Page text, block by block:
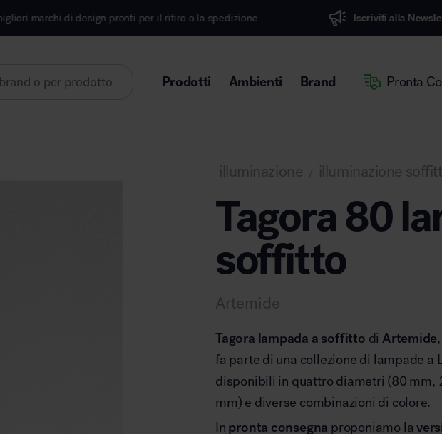
design pronti per il ritiro o la spedizione Iscriviti alla Newsletter, ricevi
Prodotti Ambienti Brand Pronta
illuminazione illuminazione
Tagora 80
soffitto
Artemide
Tagora lampada a soffitto di Artemide
fa parte di una collezione di lampade a
disponibili in quattro diametri (80 mm,
mm) e diverse combinazioni di colore.
In pronta consegna proponiamo la